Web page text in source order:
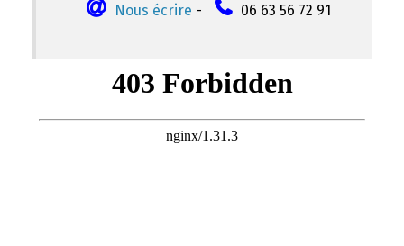
Nous écrire - 06 63 56 72 91